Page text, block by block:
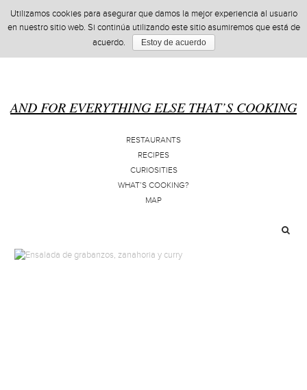
AND FOR EVERYTHING ELSE THAT’S COOKING
RESTAURANTS
RECIPES
CURIOSITIES
WHAT’S COOKING?
MAP
Utilizamos cookies para asegurar que damos la mejor experiencia al usuario
en nuestro sitio web. Si continúa utilizando este sitio asumiremos que está de
acuerdo.
Estoy de acuerdo